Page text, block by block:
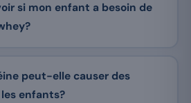
si mon enfant a besoin de
peut-elle causer des
enfants?